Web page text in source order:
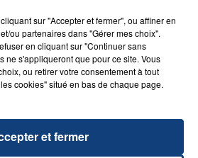
À LENS : UNE FEMME ET
par le feu après avoir
et leur bébé de trois mois
sur "Accepter et fermer", ou affiner en
ou partenaires dans "Gérer mes choix".
en cliquant sur "Continuer sans
ne s'appliqueront que pour ce site. Vous
ou retirer votre consentement à tout
cookies" situé en bas de chaque page.
et fermer